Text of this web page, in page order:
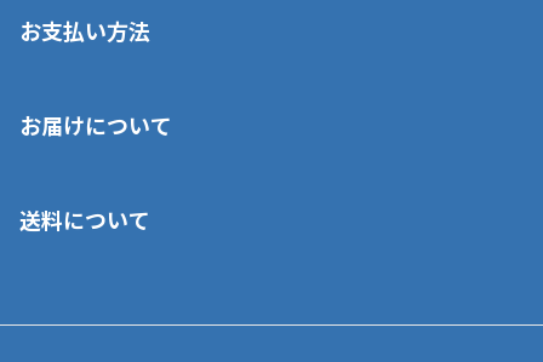
お支払い方法
いいただくことはできません。ご了承ください。
■代金引換(代引)※手数料がかかります
お届けについて
ご注文が確認出来次第、1～4営業日に発送いたします。「お取り
業日にてお引渡しとなります。(離島などの場合、例外もあります)
送料について